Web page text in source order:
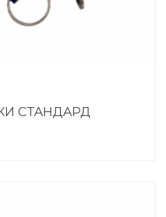
СТАНДАРД